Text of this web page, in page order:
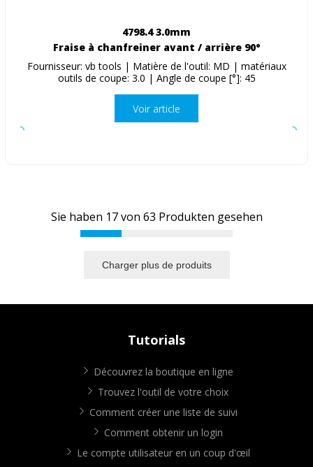
4798.4 3.0mm
Fraise à chanfreiner avant / arrière 90°
Fournisseur: vb tools | Matière de l'outil: MD | matériaux
outils de coupe: 3.0 | Angle de coupe [°]: 45
Voir article
Sie haben 17von 63 Produkten gesehen
Charger plus de produits
Tutorials
Découvrez la boutique en ligne
Trouvez l'outil de votre choix
Comment créer une liste de suivi
Comment obtenir un login
Le compte utilisateur en un coup d'œil